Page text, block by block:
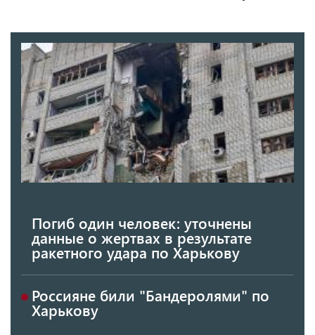
Погиб один человек: уточнены
данные о жертвах в результате
ракетного удара по Харькову
Россияне били "Бандеролями" по
Харькову